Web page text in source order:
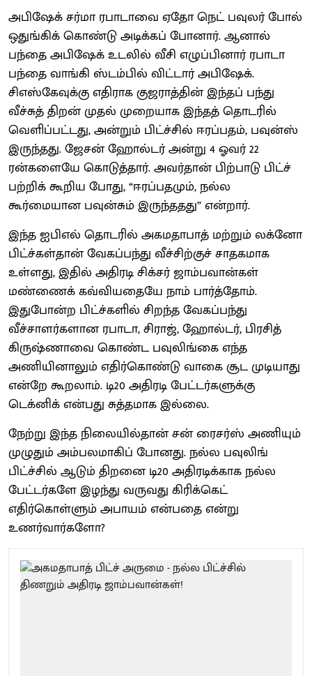
அபிஷேக் சர்மா ரபாடாவை ஏதோ நெட் பவுலர் போல்
ஒதுங்கிக் கொண்டு அடிக்கப் போனார். ஆனால்
பந்தை அபிஷேக் உடலில் வீசி எழுப்பினார் ரபாடா
பந்தை வாங்கி ஸ்டம்பில் விட்டார் அபிஷேக்.
சிஎஸ்கேவுக்கு எதிராக குஜராத்தின் இந்தப் பந்து
வீச்சுத் திறன் முதல் முறையாக இந்தத் தொடரில்
வெளிப்பட்டது, அன்றும் பிட்ச்சில் ஈரப்பதம், பவுன்ஸ்
இருந்தது. ஜேசன் ஹோல்டர் அன்று 4 ஓவர் 22
ரன்களையே கொடுத்தார். அவர்தான் பிற்பாடு பிட்ச்
பற்றிக் கூறிய போது, “ஈரப்பதமும், நல்ல
கூர்மையான பவுன்சும் இருந்ததது” என்றார்.
இந்த ஐபிஎல் தொடரில் அகமதாபாத் மற்றும் லக்னோ
பிட்ச்கள்தான் வேகப்பந்து வீச்சிற்குச் சாதகமாக
உள்ளது, இதில் அதிரடி சிக்சர் ஜாம்பவான்கள்
மண்ணைக் கவ்வியதையே நாம் பார்த்தோம்.
இதுபோன்ற பிட்ச்களில் சிறந்த வேகப்பந்து
வீச்சாளர்களான ரபாடா, சிராஜ், ஹோல்டர், பிரசித்
கிருஷ்ணாவை கொண்ட பவுலிங்கை எந்த
அணியினாலும் எதிர்கொண்டு வாகை சூட முடியாது
என்றே கூறலாம். டி20 அதிரடி பேட்டர்களுக்கு
டெக்னிக் என்பது சுத்தமாக இல்லை.
நேற்று இந்த நிலையில்தான் சன் ரைசர்ஸ் அணியும்
முழுதும் அம்பலமாகிப் போனது. நல்ல பவுலிங்
பிட்ச்சில் ஆடும் திறனை டி20 அதிரடிக்காக நல்ல
பேட்டர்களே இழந்து வருவது கிரிக்கெட்
எதிர்கொள்ளும் அபாயம் என்பதை என்று
உணர்வார்களோ?